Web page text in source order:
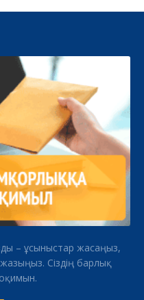
– ұсыныстар жасаңыз,
жазыңыз. Сіздің барлық
оқимын.